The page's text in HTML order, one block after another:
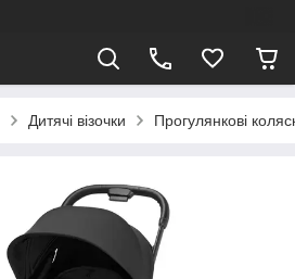
Дитячі візочки Прогулянкові